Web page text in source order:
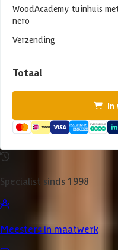
WoodAcademy tuinhuis
nero
Verzending
Totaal
In
Specialist sinds 1998
Meesters in maatwerk